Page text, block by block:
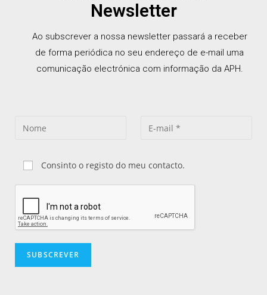
Newsletter
Ao subscrever a nossa newsletter passará a receber
de forma periódica no seu endereço de e-mail uma
comunicação electrónica com informação da APH.
Consinto o registo do meu contacto.